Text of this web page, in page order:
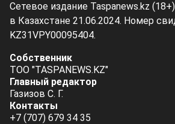
Сетевое издание Taspanews.kz
в Казахстане 21.06.2024. Номер
KZ31VPY00095404.
Собственник
ТОО "TASPANEWS.KZ"
Главный редактор
Газизов С. Г.
Контакты
+7 (707) 679 34 35